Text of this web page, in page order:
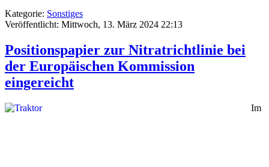
Kategorie: Sonstiges
Veröffentlicht: Mittwoch, 13. März 2024 22:13
Positionspapier zur Nitratrichtlinie bei
der Europäischen Kommission
eingereicht
Im